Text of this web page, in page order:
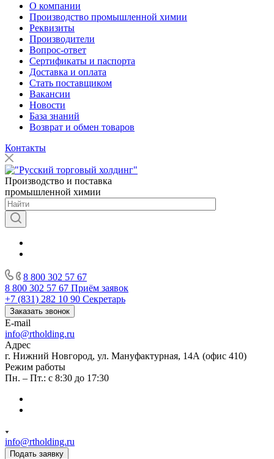
О компании
Производство промышленной химии
Реквизиты
Производители
Вопрос-ответ
Сертификаты и паспорта
Доставка и оплата
Стать поставщиком
Вакансии
Новости
База знаний
Возврат и обмен товаров
Контакты
Производство и поставка
промышленной химии
8 800 302 57 67
8 800 302 57 67 Приём заявок
+7 (831) 282 10 90 Секретарь
Заказать звонок
E-mail
info@rtholding.ru
Адрес
г. Нижний Новгород, ул. Мануфактурная, 14А (офис 410)
Режим работы
Пн. – Пт.: с 8:30 до 17:30
info@rtholding.ru
Подать заявку